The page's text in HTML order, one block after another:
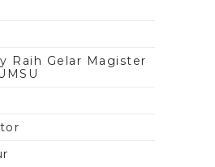
Raih Gelar Magister